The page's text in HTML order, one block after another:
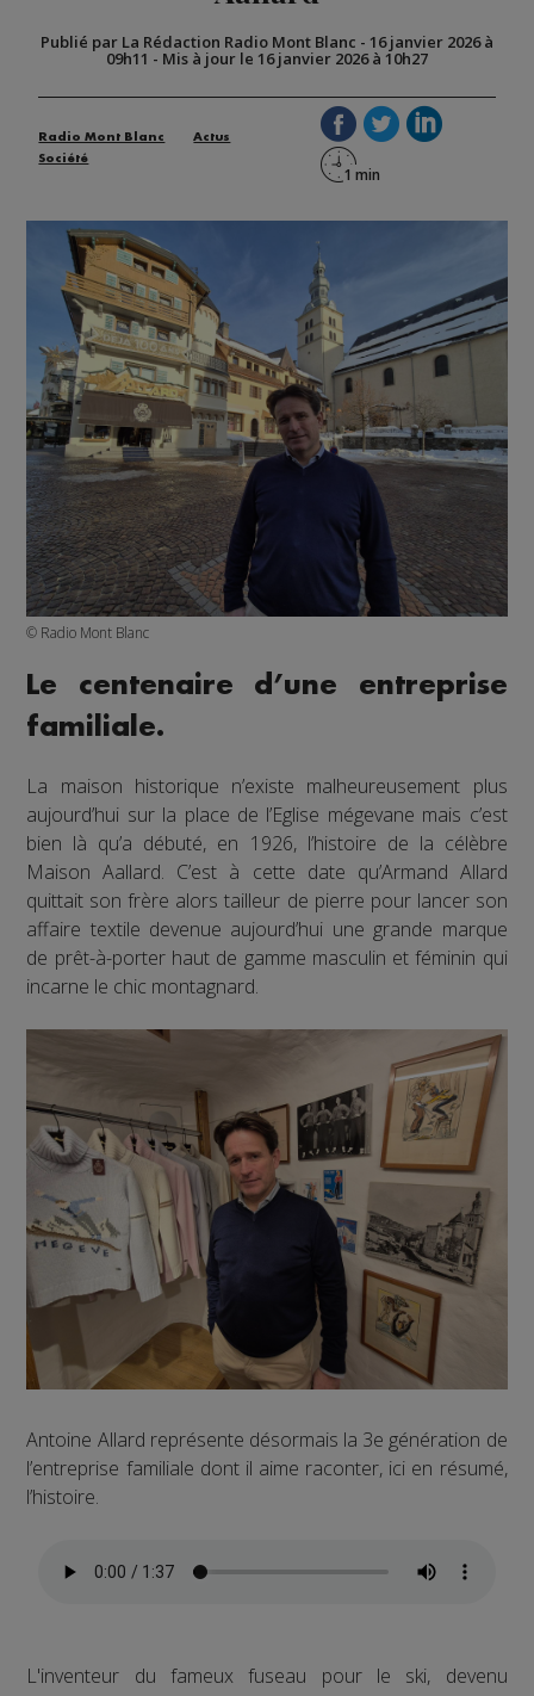
Publié par La Rédaction Radio Mont Blanc - 16 janvier 2026 à
09h11 - Mis à jour le 16 janvier 2026 à 10h27
Radio Mont Blanc
Actus
Société
© Radio Mont Blanc
Le centenaire d’une entreprise
familiale.
La maison historique n’existe malheureusement plus
aujourd’hui sur la place de l’Eglise mégevane mais c’est
bien là qu’a débuté, en 1926, l’histoire de la célèbre
Maison Aallard. C’est à cette date qu’Armand Allard
quittait son frère alors tailleur de pierre pour lancer son
affaire textile devenue aujourd’hui une grande marque
de prêt-à-porter haut de gamme masculin et féminin qui
incarne le chic montagnard.
Antoine Allard représente désormais la 3e génération de
l’entreprise familiale dont il aime raconter, ici en résumé,
l’histoire.
L'inventeur du fameux fuseau pour le ski, devenu